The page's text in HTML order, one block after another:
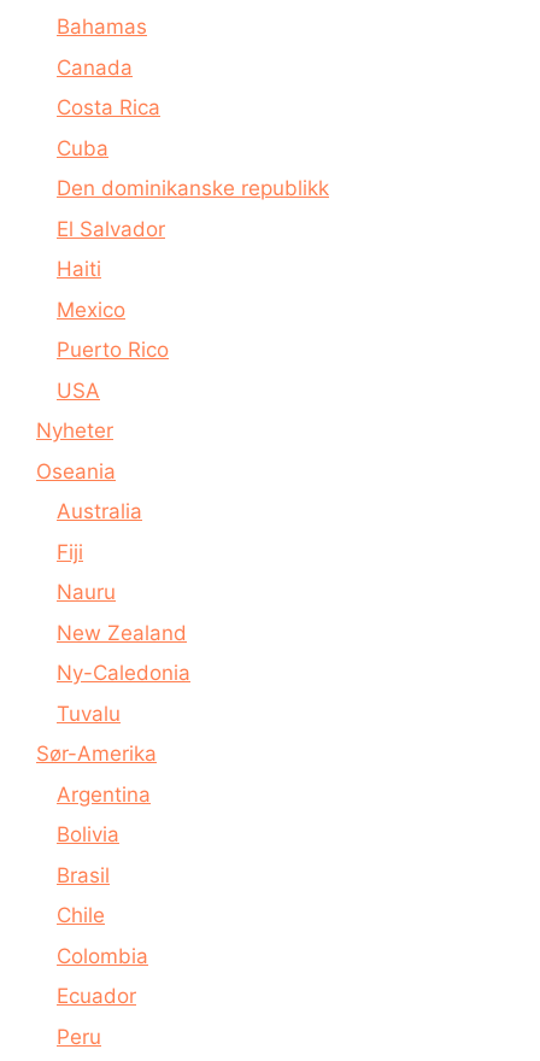
Bahamas
Canada
Costa Rica
Cuba
Den dominikanske republikk
El Salvador
Haiti
Mexico
Puerto Rico
USA
Nyheter
Oseania
Australia
Fiji
Nauru
New Zealand
Ny-Caledonia
Tuvalu
Sør-Amerika
Argentina
Bolivia
Brasil
Chile
Colombia
Ecuador
Peru